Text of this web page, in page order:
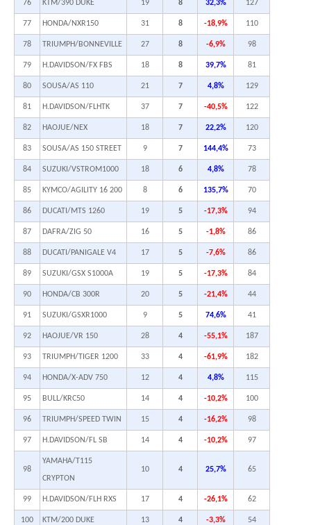
76 KTM/390 DUKE 19 8 32,3% 127
77 HONDA/NXR150 31 8 -18,9% 110
78 TRIUMPH/BONNEVILLE 27 8 -6,9% 98
79 H.DAVIDSON/FX FBS 18 8 39,7% 81
80 SOUSA/AS 110 21 7 4,8% 129
81 H.DAVIDSON/FLHTK 37 7 -40,5% 122
82 HAOJUE/NEX 18 7 22,2% 120
83 SOUSA/AS 150 STREET 9 7 144,4% 73
84 SUZUKI/VSTROM1000 18 6 4,8% 78
85 KYMCO/AGILITY 16 200 8 6 135,7% 70
86 DUCATI/MTS 1260 19 5 -17,3% 94
87 DAFRA/ZIG 50 16 5 -1,8% 86
88 DUCATI/PANIGALE V4 17 5 -7,6% 86
89 SUZUKI/GSX S1000A 19 5 -17,3% 84
90 HONDA/CB 300R 20 5 -21,4% 44
91 SUZUKI/GSXR1000 9 5 74,6% 41
92 HAOJUE/VR 150 28 4 -55,1% 187
93 TRIUMPH/TIGER 1200 33 4 -61,9% 182
94 HONDA/X-ADV 750 12 4 4,8% 115
95 BULL/KRC50 14 4 -10,2% 100
96 TRIUMPH/SPEED TWIN 15 4 -16,2% 98
97 H.DAVIDSON/FL SB 14 4 -10,2% 97
98
YAMAHA/T115
CRYPTON
10 4 25,7% 65
99 H.DAVIDSON/FLH RXS 17 4 -26,1% 62
100 KTM/200 DUKE 13 4 -3,3% 54